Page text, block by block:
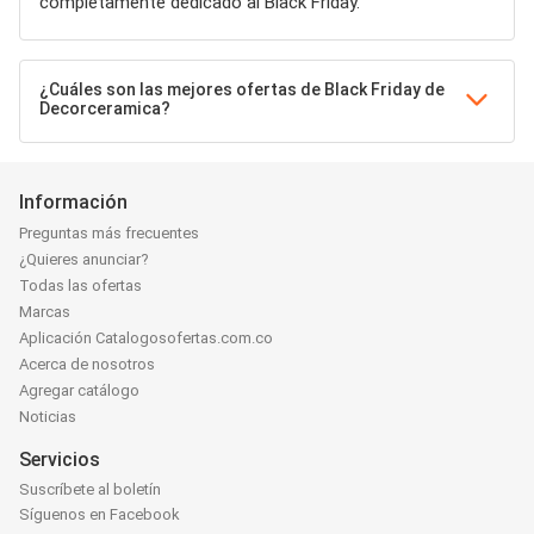
¿Cuáles son las mejores ofertas de Black Friday de
Decorceramica?
Información
Preguntas más frecuentes
¿Quieres anunciar?
Todas las ofertas
Marcas
Aplicación Catalogosofertas.com.co
Acerca de nosotros
Agregar catálogo
Noticias
Servicios
Suscríbete al boletín
Síguenos en Facebook